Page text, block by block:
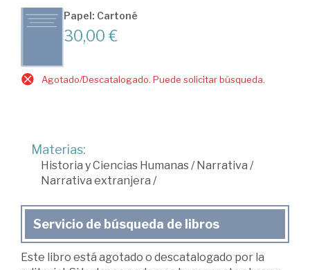
Papel: Cartoné
30,00 €
Agotado/Descatalogado. Puede solicitar búsqueda.
Materias:
Historia y Ciencias Humanas/Narrativa /
Narrativa extranjera /
Servicio de búsqueda de libros
Este libro está agotado o descatalogado por la